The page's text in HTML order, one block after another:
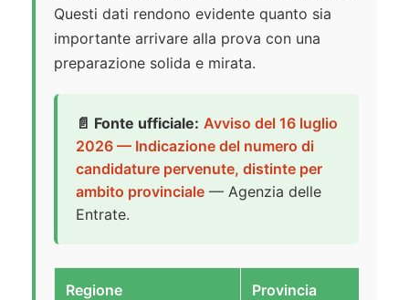
Questi dati rendono evidente quanto sia
importante arrivare alla prova con una
preparazione solida e mirata.
📄 Fonte ufficiale: Avviso del 16 luglio
2026 — Indicazione del numero di
candidature pervenute, distinte per
ambito provinciale — Agenzia delle
Entrate.
Regione Provincia